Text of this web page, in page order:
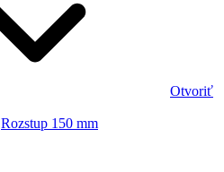
Otvoriť
Rozstup 150 mm